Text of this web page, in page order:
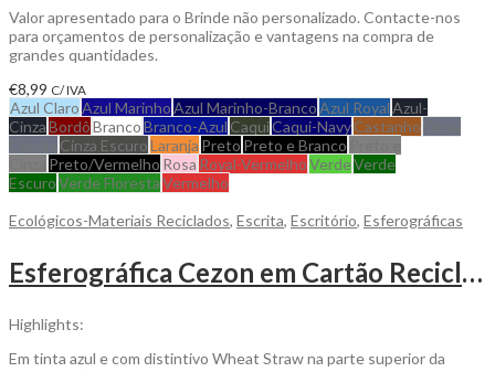
Valor apresentado para o Brinde não personalizado. Contacte-nos
para orçamentos de personalização e vantagens na compra de
grandes quantidades.
€8,99 C/ IVA
Azul ClaroAzul MarinhoAzul Marinho-BrancoAzul RoyalAzul-
CinzaBordôBrancoBranco-Azul CaquiCaqui-NavyCastanho
Cinza EscuroLaranja Preto Preto e Branco
Preto/Vermelho Rosa Royal-VermelhoVerdeVerde
EscuroVerde FlorestaVermelho
Ecológicos-Materiais Reciclados, Escrita, Escritório, Esferográficas
Esferográfica Cezon em Cartão Reciclado com Mecanismo Pulsar para Personalizar
Highlights:
Em tinta azul e com distintivo Wheat Straw na parte superior da